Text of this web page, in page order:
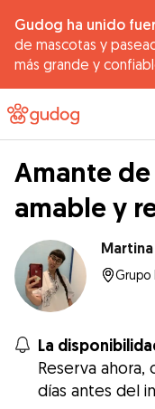
Gudog ha unido
de mascotas y
más grande y
Amante
amable y
Martina
Grupo
La
Reserva ahora,
días antes del